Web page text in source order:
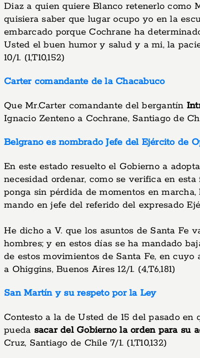
Diaz a quien quiere Blanco retenerlo como
quisiera saber que lugar ocupo yo en la
embarcado porque Cochrane ha
Usted el buen humor y salud y a mi, la
10/1. (1,T10,152)
Carter comandante de la Chacabuco
Que Mr.Carter comandante del bergantín
Ignacio Zenteno a Cochrane, Santiago de
Belgrano es nombrado Jefe del Ejército de
En este estado resuelto el Gobierno a
necesidad ordenar, como se verifica en
ponga sin pérdida de momentos en
mando en jefe del referido del expresado
He dicho a V. que los asuntos de Santa Fe
hombres; y en estos días se ha mandado
de estos movimientos de Santa Fe, en
a Ohiggins, Buenos Aires 12/1. (4,T6,181)
San Martín y su respeto por la Ley
Contesto a la de Usted de 15 del pasado
pueda sacar del Gobierno la orden para su
Cruz, Santiago de Chile 7/1. (1,T10,132)